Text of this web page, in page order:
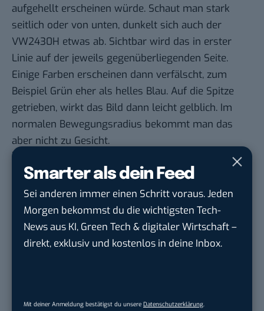
Smarter als dein Feed
Sei anderen immer einen Schritt voraus. Jeden
Morgen bekommst du die wichtigsten Tech-
News aus KI, Green Tech & digitaler Wirtschaft –
direkt, exklusiv und kostenlos in deine Inbox.
Mit deiner Anmeldung bestätigst du unsere Datenschutzerklärung
aufgehellt erscheinen würde. Schaut man stark
seitlich oder von unten, dunkelt sich auch der
VW2430H etwas ab. Sichtbar wird das in erster
Linie auf der jeweils gegenüberliegenden Seite.
Einige Farben erscheinen dann verfälscht, zum
Beispiel Grün eher als helles Blau. Auf die Spitze
getrieben, wirkt das Bild dann leicht gelblich. Im
normalen Bewegungsradius bekommt man das
aber nicht zu Gesicht.
Will nicht schlafen
modernen Geräten von LEDs gestemmt, was die
Energieaufnahme beim großen Modell im Öko-
Modus auf 28 Watt deckeln soll. Im herkömmlichen
Betrieb und bei maximaler Helligkeit zeigte das
sich der Computer schlafen legt, bleibt das Display